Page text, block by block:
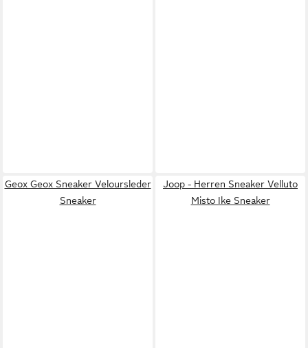
Geox Geox Sneaker Veloursleder
Sneaker
Joop - Herren Sneaker Velluto
Misto Ike Sneaker